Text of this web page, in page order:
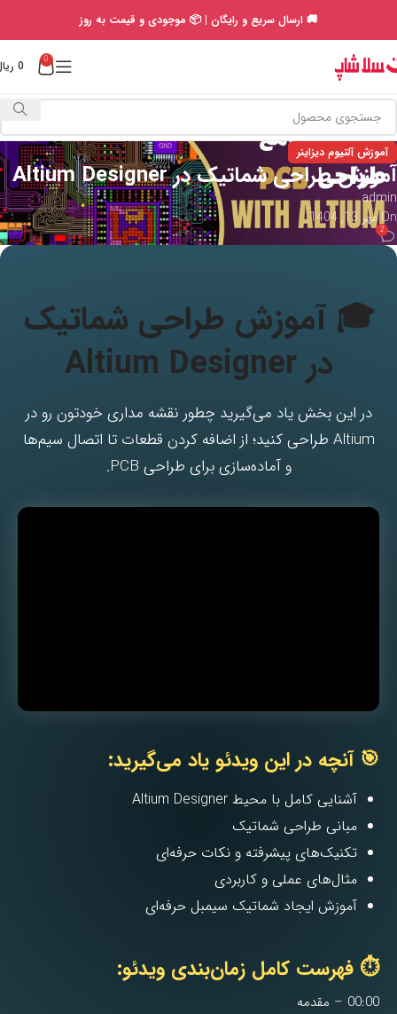
🚚 ارسال سریع و رایگان | 📦 موجودی و قیمت به روز
0
0
آموزش آلتیوم دیزاینر
آموزش طراحی شماتیک در Altium Designer
admin
On مهر 13, 1404
2
🎓 آموزش طراحی شماتیک
در Altium Designer
در این بخش یاد می‌گیرید چطور نقشه مداری خودتون رو در
Altium طراحی کنید؛ از اضافه کردن قطعات تا اتصال سیم‌ها
و آماده‌سازی برای طراحی PCB.
🎯 آنچه در این ویدئو یاد می‌گیرید:
آشنایی کامل با محیط Altium Designer
مبانی طراحی شماتیک
تکنیک‌های پیشرفته و نکات حرفه‌ای
مثال‌های عملی و کاربردی
آموزش ایجاد شماتیک سیمبل حرفه‌ای
⏱️ فهرست کامل زمان‌بندی ویدئو:
00:00 – مقدمه